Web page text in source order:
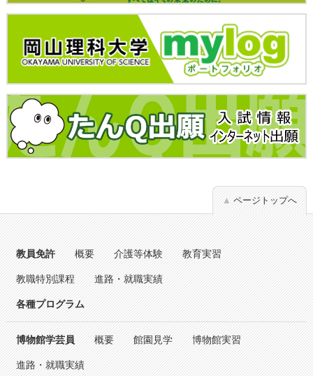
ページトップへ
教員免許 概要 介護等体験 教育実習
教職特別課程 進路・就職実績
各種プログラム
博物館学芸員 概要 館園見学 博物館実習
進路・就職実績